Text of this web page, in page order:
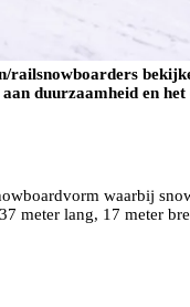
duurzaamheid en
waarbij
meter lang, 17 meter